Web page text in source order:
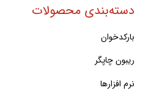
دسته‌بندی محصولات
بارکدخوان
ریبون چاپگر
نرم افزارها